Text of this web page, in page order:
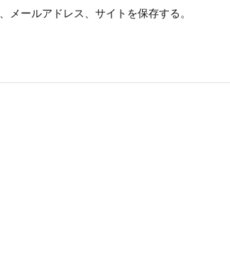
ールアドレス、サイトを保存する。